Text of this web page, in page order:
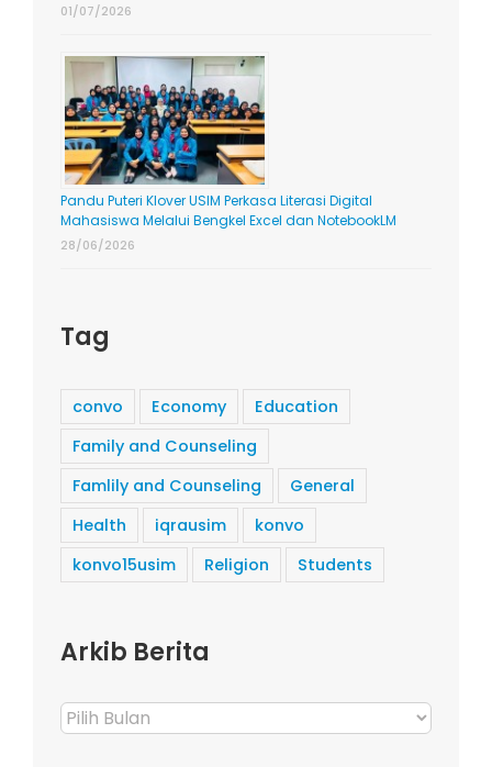
01/07/2026
Pandu Puteri Klover USIM Perkasa Literasi Digital
Mahasiswa Melalui Bengkel Excel dan NotebookLM
28/06/2026
Tag
convo Economy
Education
Family and Counseling
Famlily and Counseling
General
Health
iqrausim
konvo
konvo15usim
Religion Students
Arkib Berita
Arkib
Berita